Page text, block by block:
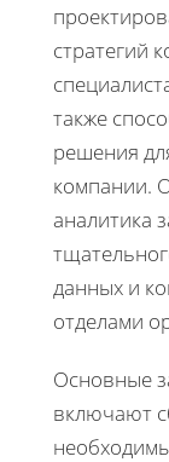
стратегий
также
решения
компании.
аналитика
данных и
отделами
Основные
включают